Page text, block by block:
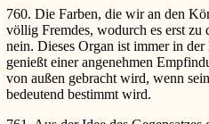
760. Die Farben, die wir an den
völlig Fremdes, wodurch es erst zu
nein. Dieses Organ ist immer in
genießt einer angenehmen
von außen gebracht wird, wenn
bedeutend bestimmt wird.